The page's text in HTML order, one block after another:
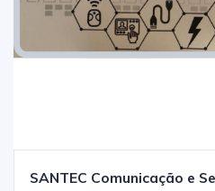
SANTEC Comunicação e